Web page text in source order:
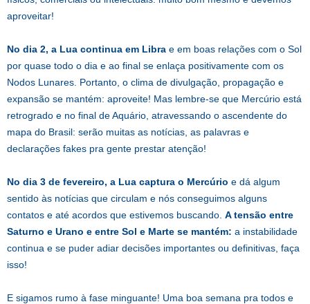
aproveitar!
No dia 2, a Lua continua em Libra e em boas relações com o Sol
por quase todo o dia e ao final se enlaça positivamente com os
Nodos Lunares. Portanto, o clima de divulgação, propagação e
expansão se mantém: aproveite! Mas lembre-se que Mercúrio está
retrogrado e no final de Aquário, atravessando o ascendente do
mapa do Brasil: serão muitas as notícias, as palavras e
declarações fakes pra gente prestar atenção!
No dia 3 de fevereiro, a Lua captura o Mercúrio e dá algum
sentido às notícias que circulam e nós conseguimos alguns
contatos e até acordos que estivemos buscando. A tensão entre
Saturno e Urano e entre Sol e Marte se mantém: a instabilidade
continua e se puder adiar decisões importantes ou definitivas, faça
isso!
E sigamos rumo à fase minguante! Uma boa semana pra todos e